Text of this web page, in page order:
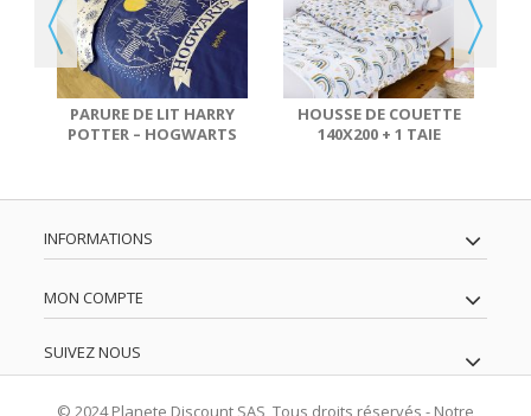
PARURE DE LIT HARRY
POTTER – HOGWARTS
HOUSSE DE COUETTE
140X200 + 1 TAIE
INFORMATIONS
MON COMPTE
SUIVEZ NOUS
© 2024 Planete Discount SAS, Tous droits réservés - Notre